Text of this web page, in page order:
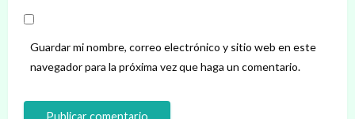
Guardar mi nombre, correo electrónico y sitio web en este
navegador para la próxima vez que haga un comentario.